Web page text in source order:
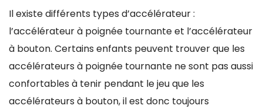
Il existe différents types d’accélérateur :
l’accélérateur à poignée tournante et l’accélérateur
à bouton. Certains enfants peuvent trouver que les
accélérateurs à poignée tournante ne sont pas aussi
confortables à tenir pendant le jeu que les
accélérateurs à bouton, il est donc toujours